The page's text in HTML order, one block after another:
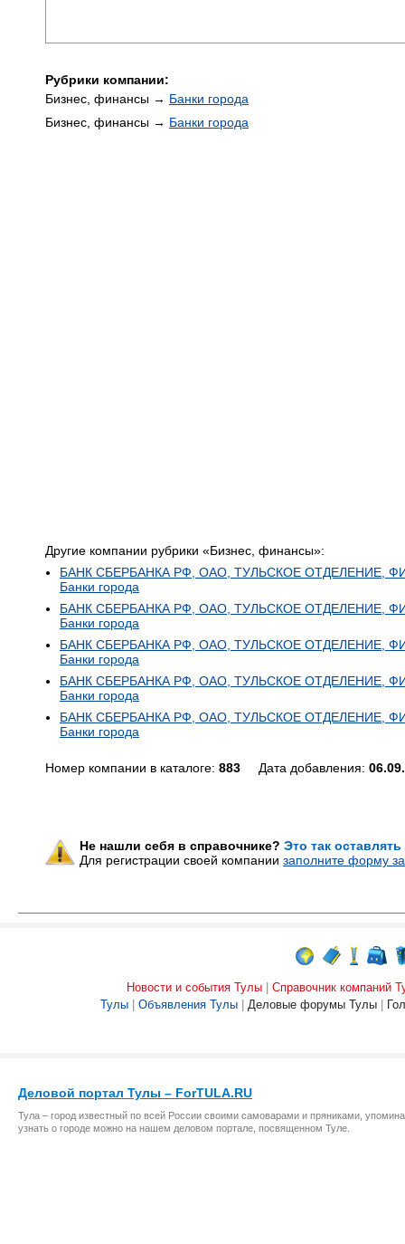
Рубрики компании:
Бизнес, финансы → Банки города
Бизнес, финансы → Банки города
Другие компании рубрики «Бизнес, финансы»:
БАНК СБЕРБАНКА РФ, ОАО, ТУЛЬСКОЕ ОТДЕЛЕНИЕ,
Банки города
БАНК СБЕРБАНКА РФ, ОАО, ТУЛЬСКОЕ ОТДЕЛЕНИЕ,
Банки города
БАНК СБЕРБАНКА РФ, ОАО, ТУЛЬСКОЕ ОТДЕЛЕНИЕ,
Банки города
БАНК СБЕРБАНКА РФ, ОАО, ТУЛЬСКОЕ ОТДЕЛЕНИЕ,
Банки города
БАНК СБЕРБАНКА РФ, ОАО, ТУЛЬСКОЕ ОТДЕЛЕНИЕ,
Банки города
Номер компании в каталоге: 883 Дата добавления:
Не нашли себя в справочнике? Это так
Для регистрации своей компании заполните форму
Новости и события Тулы
Справочник компаний
Тулы
Объявления Тулы Деловые форумы Тулы
Деловой портал Тулы – ForTULA.RU
Тула – город известный по всей России своими самоварами и пряниками,
узнать о городе можно на нашем деловом портале, посвященном Туле.